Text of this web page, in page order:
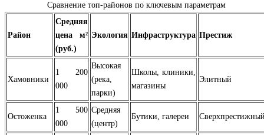
Сравнение топ-районов по ключевым параметрам
Район
Средняя
цена м²
(руб.)
Экология Инфраструктура Престиж
Хамовники
1 200
000
Высокая
(река,
парки)
Школы, клиники,
магазины
Элитный
Остоженка
1 500
000
Средняя
(центр)
Бутики, галереи